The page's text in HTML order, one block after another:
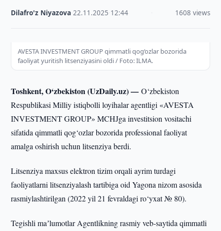
Dilafro'z Niyazova ·22.11.2025 12:44 1608 views
AVESTA INVESTMENT GROUP qimmatli qog‘ozlar bozorida
faoliyat yuritish litsenziyasini oldi / Foto: ILMA.
Toshkent, O‘zbekiston (UzDaily.uz) —O‘zbekiston
Respublikasi Milliy istiqbolli loyihalar agentligi «AVESTA
INVESTMENT GROUP» MCHJga investitsion vositachi
sifatida qimmatli qog‘ozlar bozorida professional faoliyat
amalga oshirish uchun litsenziya berdi.
Litsenziya maxsus elektron tizim orqali ayrim turdagi
faoliyatlarni litsenziyalash tartibiga oid Yagona nizom asosida
rasmiylashtirilgan (2022 yil 21 fevraldagi ro‘yxat № 80).
Tegishli maʼlumotlar Agentlikning rasmiy veb-saytida qimmatli